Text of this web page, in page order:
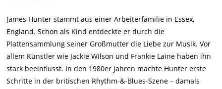
James Hunter stammt aus einer Arbeiterfamilie in Essex,
England. Schon als Kind entdeckte er durch die
Plattensammlung seiner Großmutter die Liebe zur Musik. Vor
allem Künstler wie Jackie Wilson und Frankie Laine haben ihn
stark beeinflusst. In den 1980er Jahren machte Hunter erste
Schritte in der britischen Rhythm-&-Blues-Szene – damals